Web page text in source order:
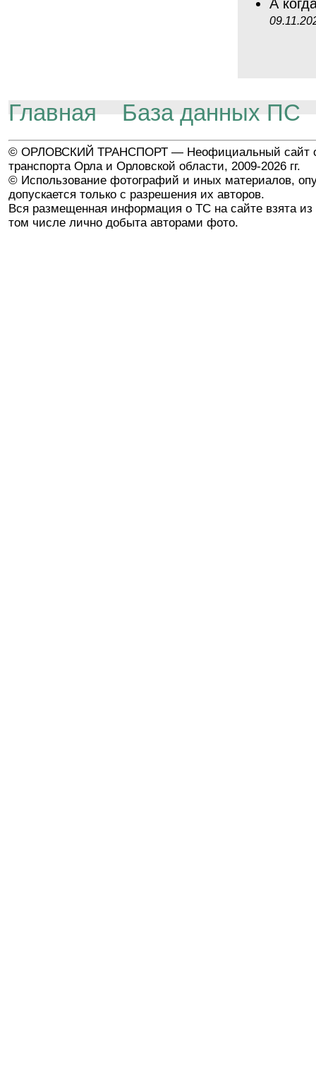
А
Главная База данных ПС
© ОРЛОВСКИЙ ТРАНСПОРТ — Неофициальный сайт
транспорта Орла и Орловской области, 2009-2026 гг.
© Использование фотографий и иных материалов,
допускается только с разрешения их авторов.
Вся размещенная информация о ТС на сайте взята из
том числе лично добыта авторами фото.